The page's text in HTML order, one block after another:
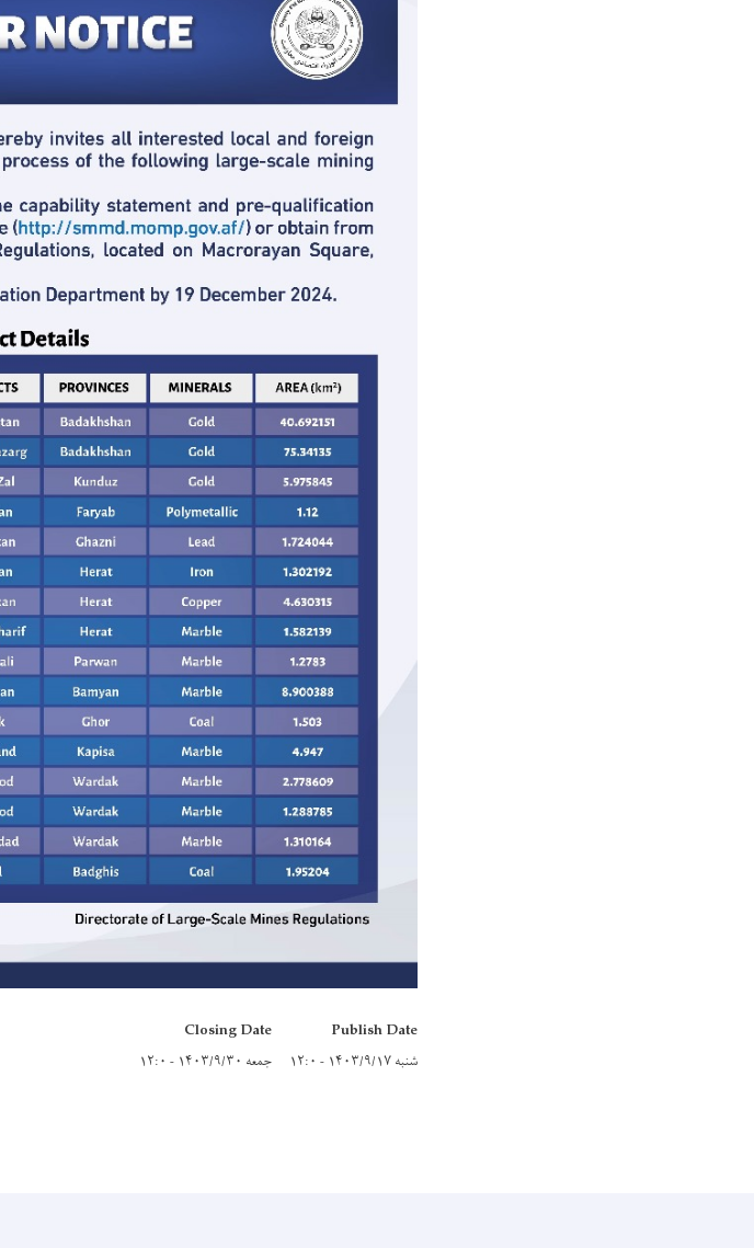
Publish Date
شنبه ۱۴۰۳/۹/۱۷ - ۱۲:۰
Closing Date
جمعه ۱۴۰۳/۹/۳۰ - ۱۲:۰